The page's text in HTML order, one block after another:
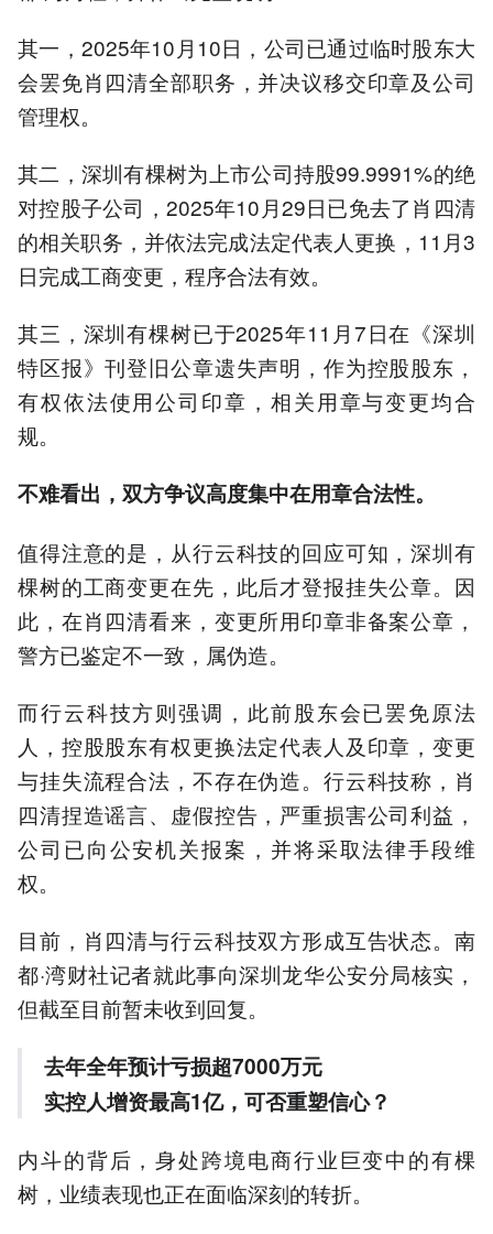
其一，2025年10月10日，公司已通过临时股东大
会罢免肖四清全部职务，并决议移交印章及公司
管理权。
其二，深圳有棵树为上市公司持股99.9991%的绝
对控股子公司，2025年10月29日已免去了肖四清
的相关职务，并依法完成法定代表人更换，11月3
日完成工商变更，程序合法有效。
其三，深圳有棵树已于2025年11月7日在《深圳
特区报》刊登旧公章遗失声明，作为控股股东，
有权依法使用公司印章，相关用章与变更均合
规。
不难看出，双方争议高度集中在用章合法性。
值得注意的是，从行云科技的回应可知，深圳有
棵树的工商变更在先，此后才登报挂失公章。因
此，在肖四清看来，变更所用印章非备案公章，
警方已鉴定不一致，属伪造。
而行云科技方则强调，此前股东会已罢免原法
人，控股股东有权更换法定代表人及印章，变更
与挂失流程合法，不存在伪造。行云科技称，肖
四清捏造谣言、虚假控告，严重损害公司利益，
公司已向公安机关报案，并将采取法律手段维
权。
目前，肖四清与行云科技双方形成互告状态。南
都·湾财社记者就此事向深圳龙华公安分局核实，
但截至目前暂未收到回复。
去年全年预计亏损超7000万元
实控人增资最高1亿，可否重塑信心？
内斗的背后，身处跨境电商行业巨变中的有棵
树，业绩表现也正在面临深刻的转折。